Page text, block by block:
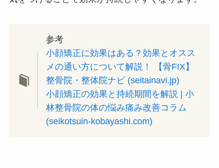
参考
小顔矯正に効果はある？効果とオスス
メの通い方について解説！ 【骨FIX】
整骨院・整体院ナビ (seitainavi.jp)
小顔矯正の効果と持続期間を解説 | 小
林整骨院の体の悩み痛み改善コラム
(seikotsuin-kobayashi.com)